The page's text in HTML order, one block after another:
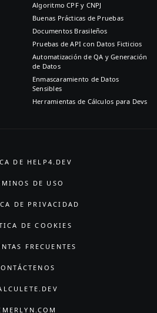
Algoritmo CPF y CNPJ
Buenas Prácticas de Pruebas
Documentos Brasileños
Pruebas de API con Datos Ficticios
Automatización de QA y Generación
de Datos
Enmascaramiento de Datos
Sensibles
Herramientas de Cálculos para Devs
DE HELP4.DEV
DE USO
DE PRIVACIDAD
DE COOKIES
FRECUENTES